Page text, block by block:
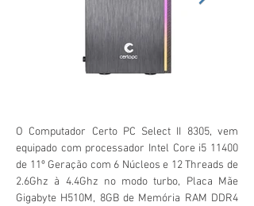
O Computador Certo PC Select II 8305, vem
equipado com processador Intel Core i5 11400
de 11º Geração com 6 Núcleos e 12 Threads de
2.6Ghz à 4.4Ghz no modo turbo, Placa Mãe
Gigabyte H510M, 8GB de Memória RAM DDR4